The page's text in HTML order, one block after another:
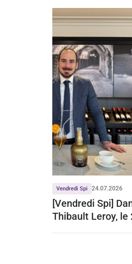
Vendredi Spi 24.07.2026
[Vendredi Spi]
Thibault Leroy, le